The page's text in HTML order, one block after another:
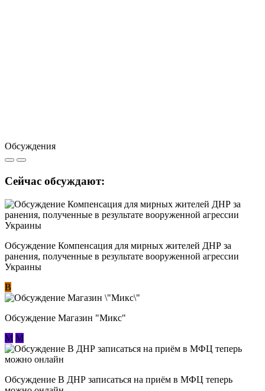
Обсуждения
Сейчас обсуждают:
Обсуждение Компенсация для мирных жителей ДНР за
ранения, полученные в результате вооруженной агрессии
Украины
В
Обсуждение Магазин "Микс"
М М
Обсуждение В ДНР записаться на приём в МФЦ теперь